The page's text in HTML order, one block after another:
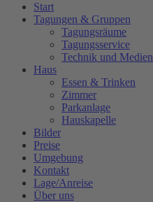
Start
Tagungen & Gruppen
Tagungsräume
Tagungsservice
Technik und Medien
Haus
Essen & Trinken
Zimmer
Parkanlage
Hauskapelle
Bilder
Preise
Umgebung
Kontakt
Lage/Anreise
Über uns